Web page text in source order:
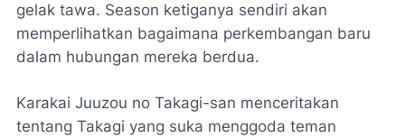
gelak tawa. Season ketiganya sendiri akan
memperlihatkan bagaimana perkembangan baru
dalam hubungan mereka berdua.
Karakai Juuzou no Takagi-san menceritakan
tentang Takagi yang suka menggoda teman